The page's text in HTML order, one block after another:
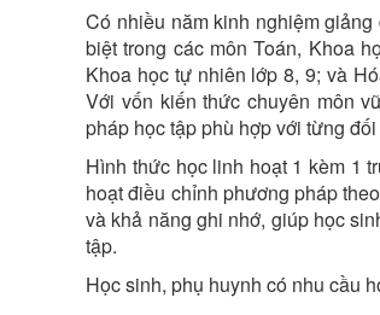
Có nhiều năm kinh nghiệm
biệt trong các môn Toán, Khoa
Khoa học tự nhiên lớp 8, 9; và
Với vốn kiến thức chuyên môn
pháp học tập phù hợp với từng
Hình thức học linh hoạt 1 kèm 1
hoạt điều chỉnh phương pháp
và khả năng ghi nhớ, giúp học
tập.
Học sinh, phụ huynh có nhu cầu